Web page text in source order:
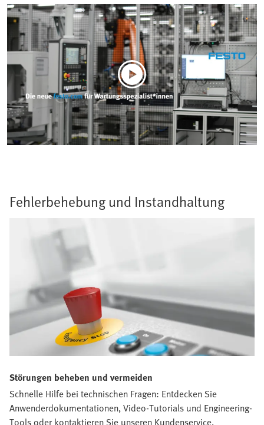
Fehlerbehebung und Instandhaltung
Störungen beheben und vermeiden
Schnelle Hilfe bei technischen Fragen: Entdecken Sie
Anwenderdokumentationen, Video-Tutorials und Engineering-
Tools oder kontaktieren Sie unseren Kundenservice.